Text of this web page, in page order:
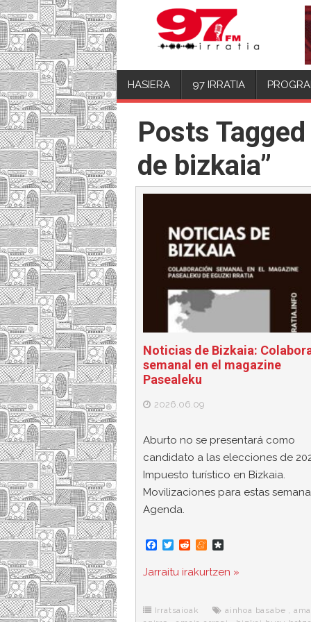
HASIERA 97 IRRATIA
Posts
de bizkaia”
Noticias de Bizkaia:
semanal en el magazine
Pasealeku
2026.06.09
Aburto no se presentará como
candidato a las elecciones de
Impuesto turístico en Bizkaia.
Movilizaciones para estas
Agenda.
F
c
e
o
T
i
t
r
R
d
d
M
n
e
e
a
s
r
Jarraitu irakurtzen »
Irratsaioak ainhoa basabe